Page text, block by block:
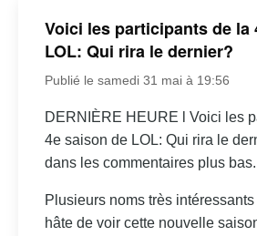
Voici les participants de la
LOL: Qui rira le dernier?
Publié le samedi 31 mai à 19:56
DERNIÈRE HEURE l Voici les
4e saison de LOL: Qui rira le
dans les commentaires plus bas.
Plusieurs noms très
hâte de voir cette nouvelle